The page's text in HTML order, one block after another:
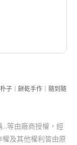
朴子｜餅乾手作｜隨到隨
等由廠商授權，經
及其他權利皆由原